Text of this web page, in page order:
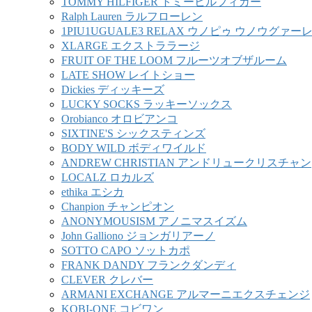
Ralph Lauren ラルフローレン
1PIU1UGUALE3 RELAX ウノピゥ ウノウグァー
XLARGE エクストララージ
FRUIT OF THE LOOM フルーツオブザルーム
LATE SHOW レイトショー
Dickies ディッキーズ
LUCKY SOCKS ラッキーソックス
Orobianco オロビアンコ
SIXTINE'S シックスティンズ
BODY WILD ボディワイルド
ANDREW CHRISTIAN アンドリュークリスチャン
LOCALZ ロカルズ
ethika エシカ
Chanpion チャンピオン
ANONYMOUSISM アノニマスイズム
John Galliono ジョンガリアーノ
SOTTO CAPO ソットカポ
FRANK DANDY フランクダンディ
CLEVER クレバー
ARMANI EXCHANGE アルマーニエクスチェンジ
KOBI-ONE コビワン